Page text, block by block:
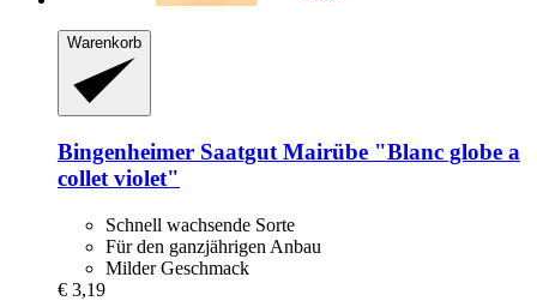
Warenkorb
Bingenheimer Saatgut Mairübe "Blanc globe a
collet violet"
Schnell wachsende Sorte
Für den ganzjährigen Anbau
Milder Geschmack
€ 3,19